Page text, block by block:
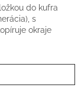
do kufra
s
okraje